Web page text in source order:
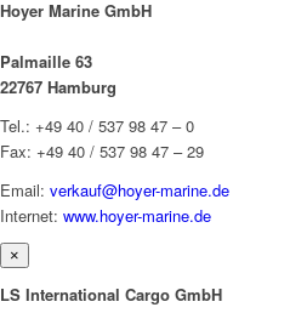
Hoyer Marine GmbH
Palmaille 63
22767 Hamburg
Tel.: +49 40 / 537 98 47 – 0
Fax: +49 40 / 537 98 47 – 29
Email: verkauf@hoyer-marine.de
Internet: www.hoyer-marine.de
×
LS International Cargo GmbH